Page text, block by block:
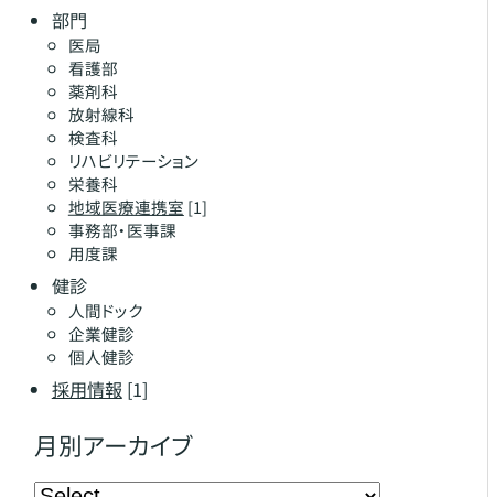
部門
医局
看護部
薬剤科
放射線科
検査科
リハビリテーション
栄養科
地域医療連携室 [1]
事務部・医事課
用度課
健診
人間ドック
企業健診
個人健診
採用情報 [1]
月別アーカイブ